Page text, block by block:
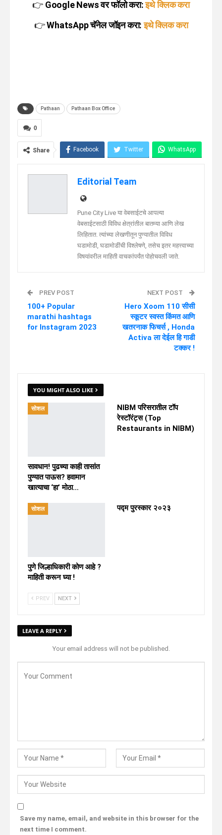
👉 Google News वर फॉलो करा: इथे क्लिक करा
👉WhatsApp चॅनेल जॉइन करा: इथे क्लिक करा
Pathaan Pathaan Box Office
0
Share Facebook Twitter WhatsApp
Editorial Team
Pune City Live या वेबसाईटचे आपल्या
वेबसाईटसाठी विविध क्षेत्रांतील बातम्या आणि लेख
लिहितात. त्यांच्या लेखणीतून पुण्यातील विविध
घडामोडी, घडामोडींची विश्लेषणे, तसेच इतर महत्त्वाच्या
विषयांवरील माहिती वाचकांपर्यंत पोहोचवली जाते.
PREV POST
100+ Popular
marathi hashtags
for Instagram 2023
NEXT POST
Hero Xoom 110 सीसी
स्कूटर स्वस्त किंमत आणि
खतरनाक फिचर्स , Honda
Activa ला देईल हि गाडी
टक्कर !
YOU MIGHT ALSO LIKE
सोशल
सावधान! पुढच्या काही तासांत
पुण्यात पाऊस? हवामान
खात्याचा ‘हा’ मोठा…
NIBM परिसरातील टॉप
रेस्टॉरंट्स (Top
Restaurants in NIBM)
सोशल
पुणे जिल्हाधिकारी कोण आहे ?
माहिती करून घ्या !
पद्म पुरस्कार २०२३
PREV NEXT
LEAVE A REPLY
Your email address will not be published.
Save my name, email, and website in this browser for the
next time I comment.